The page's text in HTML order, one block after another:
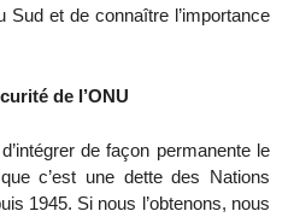
Sud et de connaître l’importance
de l’ONU
de façon permanente le
c’est une dette des Nations
1945. Si nous l’obtenons, nous